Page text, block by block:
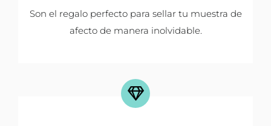
Son el regalo perfecto para sellar tu muestra de
afecto de manera inolvidable.